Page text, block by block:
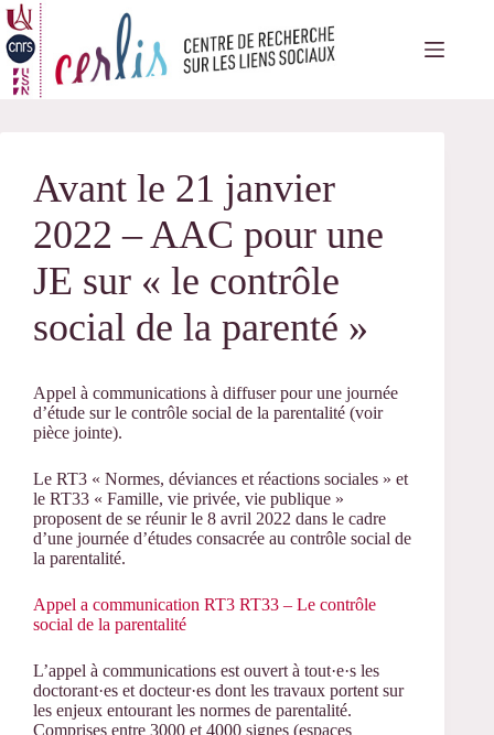
Passer
au
contenu
Avant le 21 janvier
2022 – AAC pour une
JE sur « le contrôle
social de la parenté »
Appel à communications à diffuser pour une journée
d’étude sur le contrôle social de la parentalité (voir
pièce jointe).
Le RT3 « Normes, déviances et réactions sociales » et
le RT33 « Famille, vie privée, vie publique »
proposent de se réunir le 8 avril 2022 dans le cadre
d’une journée d’études consacrée au contrôle social de
la parentalité.
Appel a communication RT3 RT33 – Le contrôle
social de la parentalité
L’appel à communications est ouvert à tout·e·s les
doctorant·es et docteur·es dont les travaux portent sur
les enjeux entourant les normes de parentalité.
Comprises entre 3000 et 4000 signes (espaces